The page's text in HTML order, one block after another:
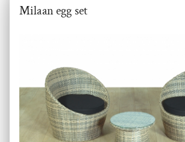
Milaan egg set